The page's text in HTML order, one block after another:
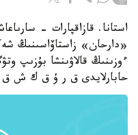
استانا. قازاقپارات -
«دارحان» زاستاۆاسىنىڭ
ءوزىنىڭ قالاۋىنشا بۇزىپ
حابارلايدى ق ر ۇ ق ك ش ق